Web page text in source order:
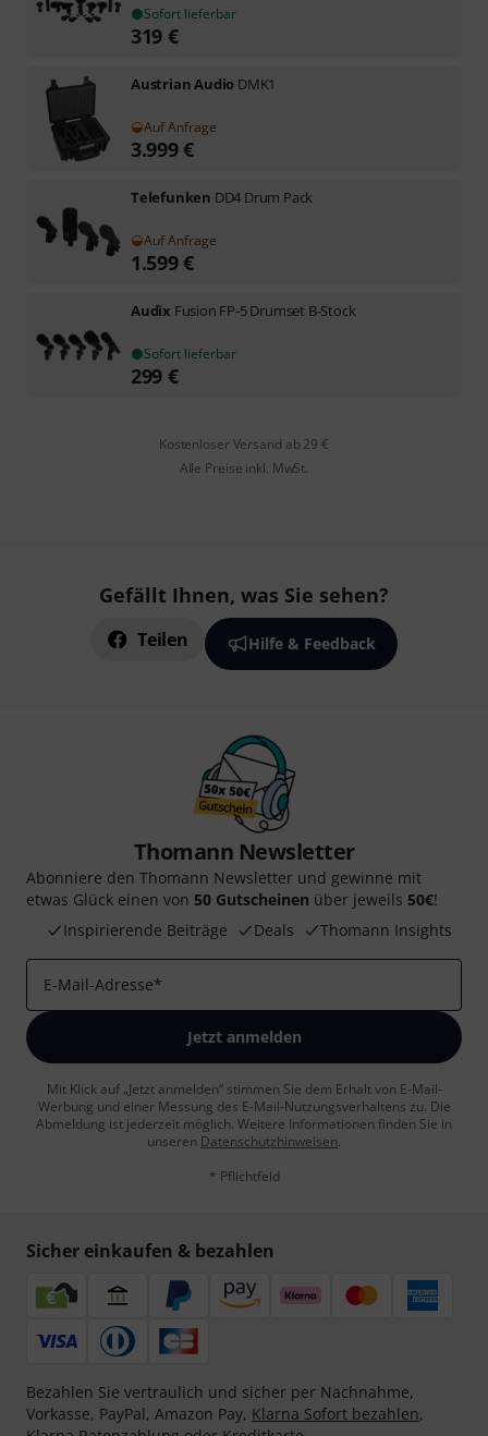
Sofort lieferbar
319 €
Austrian Audio DMK1
Auf Anfrage
3.999€
Telefunken DD4 Drum Pack
Auf Anfrage
1.599€
Audix Fusion FP-5 Drumset B-Stock
Sofort lieferbar
299 €
Kostenloser Versand ab 29 €
Alle Preise inkl. MwSt.
Gefällt Ihnen, was Sie sehen?
Teilen Hilfe & Feedback
Thomann Newsletter
Abonniere den Thomann Newsletter und gewinne mit
etwas Glück einen von 50 Gutscheinen über jeweils 50€!
Inspirierende Beiträge
Deals Thomann Insights
E-Mail-Adresse*
Jetzt anmelden
Mit Klick auf „Jetzt anmelden“ stimmen Sie dem Erhalt von E-Mail-
Werbung und einer Messung des E-Mail-Nutzungsverhaltens zu. Die
Abmeldung ist jederzeit möglich. Weitere Informationen finden Sie in
unseren Datenschutzhinweisen.
* Pflichtfeld
Sicher einkaufen & bezahlen
Bezahlen Sie vertraulich und sicher per Nachnahme,
Vorkasse, PayPal, Amazon Pay, Klarna Sofort bezahlen,